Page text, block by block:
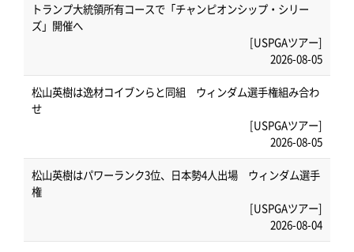
トランプ大統領所有コースで「チャンピオンシップ・シリー
ズ」開催へ
[USPGAツアー]
2026-08-05
松山英樹は逸材コイブンらと同組 ウィンダム選手権組み合わ
せ
[USPGAツアー]
2026-08-05
松山英樹はパワーランク3位、日本勢4人出場 ウィンダム選手
権
[USPGAツアー]
2026-08-04